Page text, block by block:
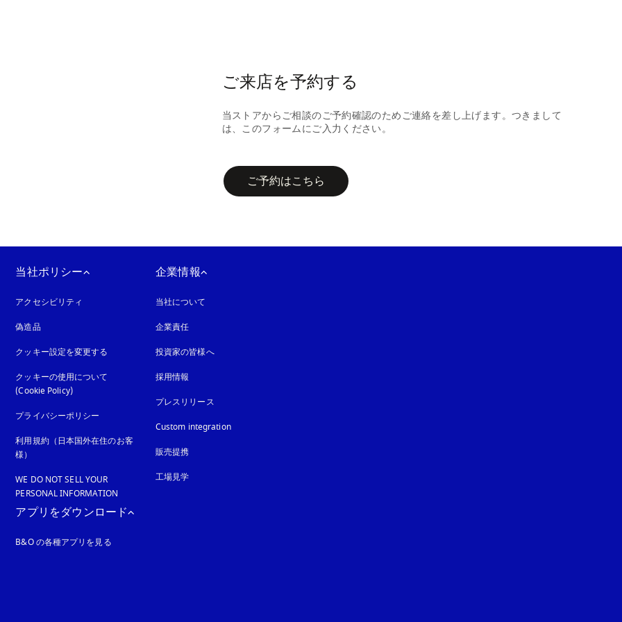
ご来店を予約する
当ストアからご相談のご予約確認のためご連絡を差し上げます。つきまして
は、このフォームにご入力ください。
ご予約はこちら
当社ポリシー
アクセシビリティ
新しいタブに表示されます
偽造品新しいタブに表示されます
クッキー設定を変更する
クッキーの使用について
(Cookie Policy)新しいタブに表示されます
プライバシーポリシー
利用規約（日本国外在住のお客
様）
WE DO NOT SELL YOUR
PERSONAL INFORMATION
企業情報
当社について
企業責任
投資家の皆様へ
採用情報
プレスリリース
Custom integration
販売提携
工場見学
す
アプリをダウンロード
B&O の各種アプリを見る